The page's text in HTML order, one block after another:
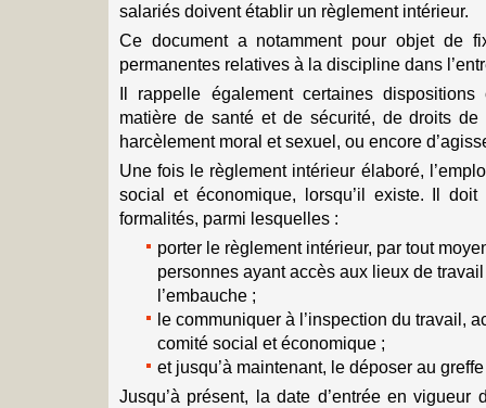
salariés doivent établir un règlement intérieur.
Ce document a notamment pour objet de
permanentes relatives à la discipline dans
Il rappelle également certaines
matière de santé et de sécurité, de droits
harcèlement moral et sexuel, ou encore
Une fois le règlement intérieur élaboré,
social et économique, lorsqu’il existe. Il
formalités, parmi lesquelles :
porter le règlement intérieur, par tout
personnes ayant accès aux lieux de
l’embauche ;
le communiquer à l’inspection du travail,
comité social et économique ;
et jusqu’à maintenant, le déposer au
Jusqu’à présent, la date d’entrée en vigueur